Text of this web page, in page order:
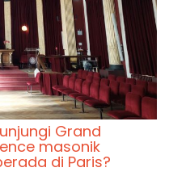
Grand
masonik
di Paris?